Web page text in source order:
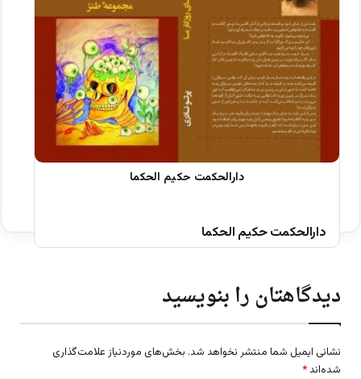
دارالحکمت حکیم الحکما
دیدگاهتان را بنویسید
نشانی ایمیل شما منتشر نخواهد شد. بخش‌های موردنیاز علامت‌گذاری
شده‌اند *